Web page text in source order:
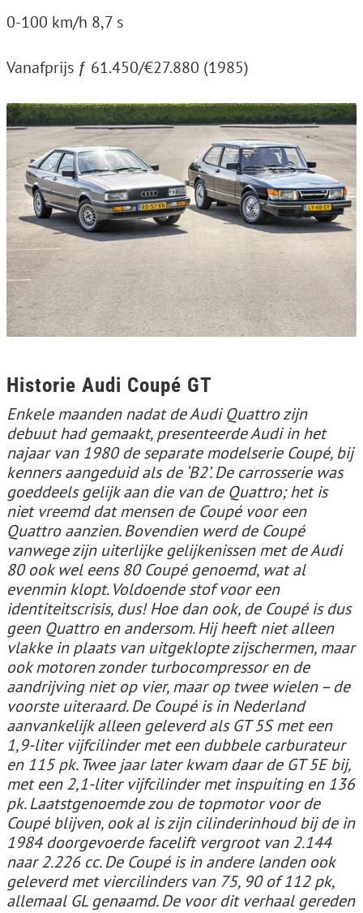
0-100 km/h 8,7 s
Vanafprijs ƒ 61.450/€27.880 (1985)
Historie Audi Coupé GT
Enkele maanden nadat de Audi Quattro zijn
debuut had gemaakt, presenteerde Audi in het
najaar van 1980 de separate modelserie Coupé, bij
kenners aangeduid als de ‘B2’. De carrosserie was
goeddeels gelijk aan die van de Quattro; het is
niet vreemd dat mensen de Coupé voor een
Quattro aanzien. Bovendien werd de Coupé
vanwege zijn uiterlijke gelijkenissen met de Audi
80 ook wel eens 80 Coupé genoemd, wat al
evenmin klopt. Voldoende stof voor een
identiteitscrisis, dus! Hoe dan ook, de Coupé is dus
geen Quattro en andersom. Hij heeft niet alleen
vlakke in plaats van uitgeklopte zijschermen, maar
ook motoren zonder turbocompressor en de
aandrijving niet op vier, maar op twee wielen – de
voorste uiteraard. De Coupé is in Nederland
aanvankelijk alleen geleverd als GT 5S met een
1,9-liter vijfcilinder met een dubbele carburateur
en 115 pk. Twee jaar later kwam daar de GT 5E bij,
met een 2,1-liter vijfcilinder met inspuiting en 136
pk. Laatstgenoemde zou de topmotor voor de
Coupé blijven, ook al is zijn cilinderinhoud bij de in
1984 doorgevoerde facelift vergroot van 2.144
naar 2.226 cc. De Coupé is in andere landen ook
geleverd met viercilinders van 75, 90 of 112 pk,
allemaal GL genaamd. De voor dit verhaal gereden